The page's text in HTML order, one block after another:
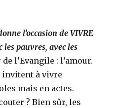
l’occasion de VIVRE
pauvres, avec les
l’Evangile : l’amour.
invitent à vivre
mais en actes.
? Bien sûr, les